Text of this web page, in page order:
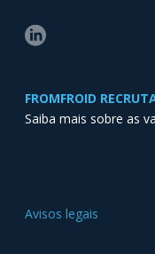
FROMFROID
Saiba mais sobre as
Avisos legais